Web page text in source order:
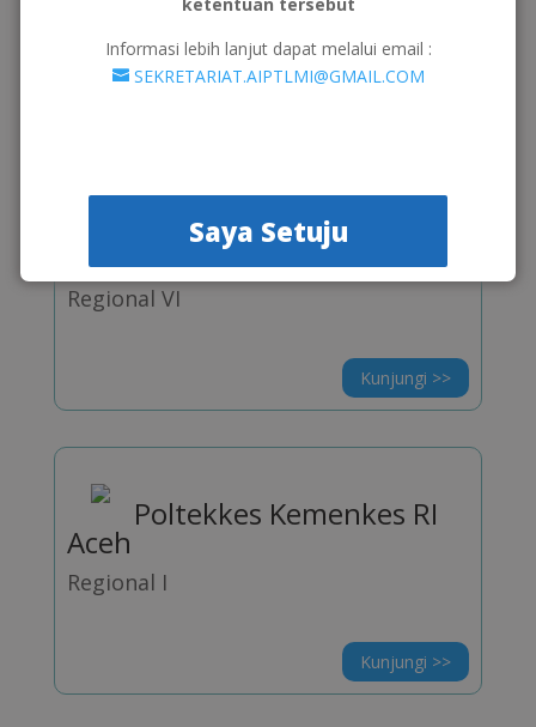
Universitas
Muhammadiyah Palangkaraya
Regional VI
Kunjungi >>
Poltekkes Kemenkes RI
Aceh
Regional I
Kunjungi >>
Informasi lebih lanjut dapat melalui email :
SEKRETARIAT.AIPTLMI@GMAIL.COM
Saya Setuju